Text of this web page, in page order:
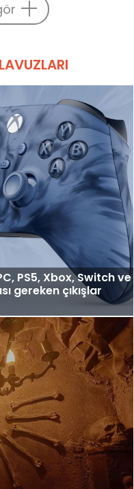
PS5, Xbox, Switch ve
gereken çıkışlar